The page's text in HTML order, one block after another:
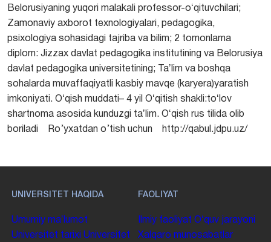
Belorusiyaning yuqori malakali professor-oʻqituvchilari;
Zamonaviy axborot texnologiyalari, pedagogika,
psixologiya sohasidagi tajriba va bilim; 2 tomonlama
diplom: Jizzax davlat pedagogika institutining va Belorusiya
davlat pedagogika universitetining; Taʼlim va boshqa
sohalarda muvaffaqiyatli kasbiy mavqe (karyera)yaratish
imkoniyati. Oʻqish muddati– 4 yil Oʻqitish shakli:toʻlov
shartnoma asosida kunduzgi taʼlim. Oʻqish rus tilida olib
boriladi Ro’yxatdan o’tish uchun http://qabul.jdpu.uz/
UNIVERSITET HAQIDA
Umumiy maʼlumot
Universitet tarixi Universitet
FAOLIYAT
Ilmiy faoliyat Oʻquv jarayoni
Xalqaro munosabatlar